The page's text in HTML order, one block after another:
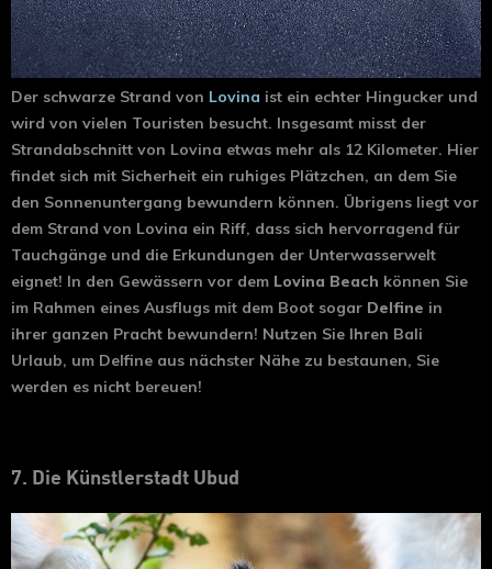
Der schwarze Strand von Lovina ist ein echter Hingucker und
wird von vielen Touristen besucht. Insgesamt misst der
Strandabschnitt von Lovina etwas mehr als 12 Kilometer. Hier
findet sich mit Sicherheit ein ruhiges Plätzchen, an dem Sie
den Sonnenuntergang bewundern können. Übrigens liegt vor
dem Strand von Lovina ein Riff, dass sich hervorragend für
Tauchgänge und die Erkundungen der Unterwasserwelt
eignet! In den Gewässern vor dem Lovina Beach können Sie
im Rahmen eines Ausflugs mit dem Boot sogar Delfine in
ihrer ganzen Pracht bewundern! Nutzen Sie Ihren Bali
Urlaub, um Delfine aus nächster Nähe zu bestaunen, Sie
werden es nicht bereuen!
7. Die Künstlerstadt Ubud